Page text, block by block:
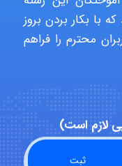
Poubakhtiari
hosein abdolvand
با بکار بردن بروز
محترم را فراهم
لازم است)